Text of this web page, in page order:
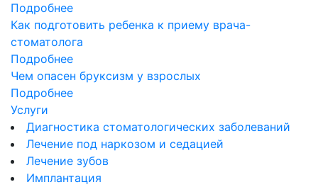
Подробнее
Как подготовить ребенка к приему врача-
стоматолога
Подробнее
Чем опасен бруксизм у взрослых
Подробнее
Услуги
Диагностика стоматологических заболеваний
Лечение под наркозом и седацией
Лечение зубов
Имплантация